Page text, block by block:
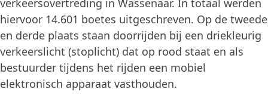
verkeersovertreding in Wassenaar. In totaal werden
hiervoor 14.601 boetes uitgeschreven. Op de tweede
en derde plaats staan doorrijden bij een driekleurig
verkeerslicht (stoplicht) dat op rood staat en als
bestuurder tijdens het rijden een mobiel
elektronisch apparaat vasthouden.